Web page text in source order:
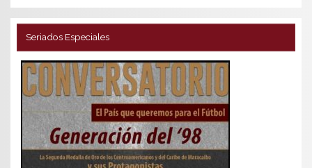
Seriados Especiales